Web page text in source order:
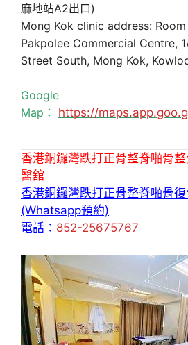
麻地站A2出口)
Mong Kok clinic address: Room
Pakpolee Commercial Centre,
Street South, Mong Kok,
Google
Map： https://
香港銅鑼灣跌打正骨整脊啪骨
醫舘
香港銅鑼灣跌打正骨整脊啪骨
(Whatsapp預約)
電話： 852-25675767